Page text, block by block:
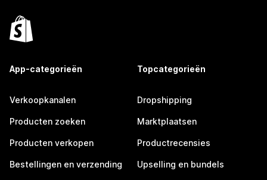
App-categorieën
Verkoopkanalen
Producten zoeken
Producten verkopen
Bestellingen en verzending
Topcategorieën
Dropshipping
Marktplaatsen
Productrecensies
Upselling en bundels